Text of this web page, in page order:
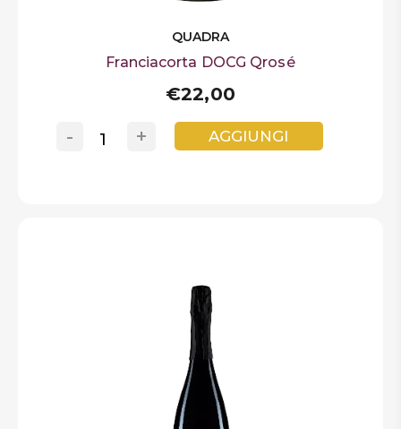
QUADRA
Franciacorta DOCG Qrosé
€22,00
+
- AGGIUNGI